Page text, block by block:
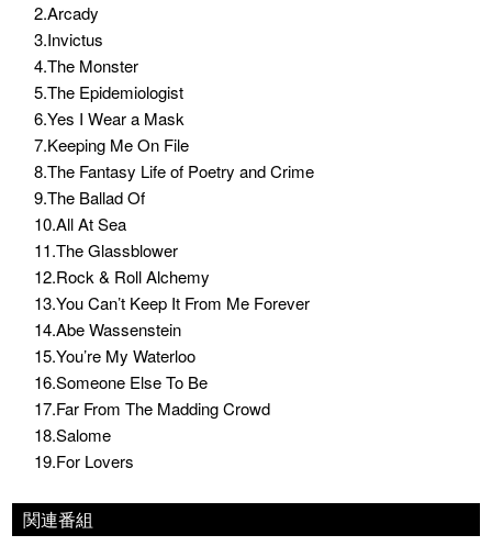
2.Arcady
3.Invictus
4.The Monster
5.The Epidemiologist
6.Yes I Wear a Mask
7.Keeping Me On File
8.The Fantasy Life of Poetry and Crime
9.The Ballad Of
10.All At Sea
11.The Glassblower
12.Rock & Roll Alchemy
13.You Can’t Keep It From Me Forever
14.Abe Wassenstein
15.You’re My Waterloo
16.Someone Else To Be
17.Far From The Madding Crowd
18.Salome
19.For Lovers
関連番組